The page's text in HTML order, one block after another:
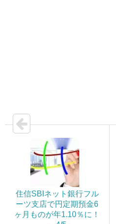
住信SBIネット銀行フル
ーツ支店で円定期預金6
ヶ月ものが年1.10％に！